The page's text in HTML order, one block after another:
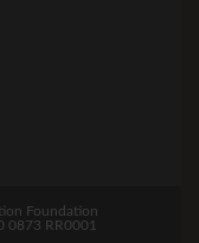
Foundation
0873 RR0001